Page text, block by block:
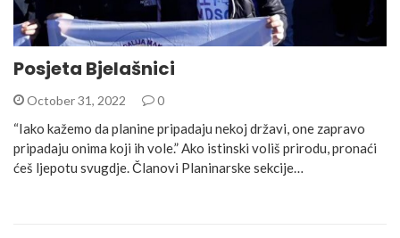
Posjeta Bjelašnici
October 31, 2022 0
“Iako kažemo da planine pripadaju nekoj državi, one zapravo
pripadaju onima koji ih vole.” Ako istinski voliš prirodu, pronaći
ćeš ljepotu svugdje. Članovi Planinarske sekcije…